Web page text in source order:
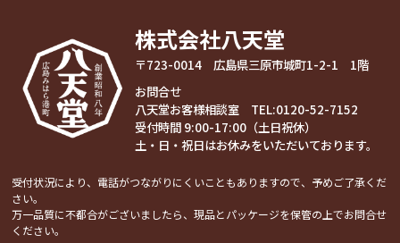
株式会社八天堂
〒723-0014 広島県三原市城町1-2-1 1階
お問合せ
八天堂お客様相談室 TEL:0120-52-7152
受付時間 9:00-17:00（土日祝休）
土・日・祝日はお休みをいただいております。
受付状況により、電話がつながりにくいこともありますので、予めご了承くだ
さい。
万一品質に不都合がございましたら、現品とパッケージを保管の上でお問合せ
ください。